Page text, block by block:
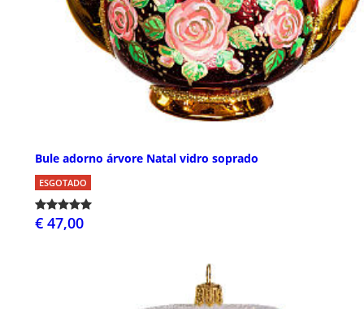
Bule adorno árvore Natal vidro soprado
ESGOTADO
€ 47,00